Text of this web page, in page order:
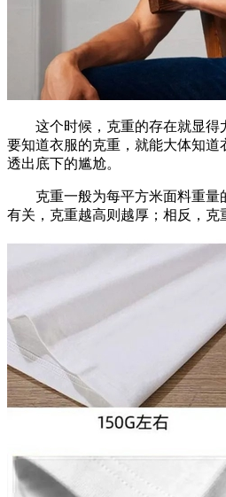
这个时候，克重的存在就显得
要知道衣服的克重，就能大体知道
透出底下的尴尬。
克重一般为每平方米面料重量
有关，克重越高则越厚；相反，克